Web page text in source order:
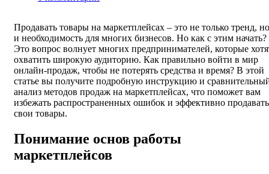
Продавать товары на маркетплейсах – это не только тренд, но
и необходимость для многих бизнесов. Но как с этим начать?
Это вопрос волнует многих предпринимателей, которые
охватить широкую аудиторию. Как правильно войти в мир
онлайн-продаж, чтобы не потерять средства и время? В этой
статье вы получите подробную инструкцию и
анализ методов продаж на маркетплейсах, что поможет вам
избежать распространенных ошибок и эффективно продавать
свои товары.
Понимание основ работы
маркетплейсов